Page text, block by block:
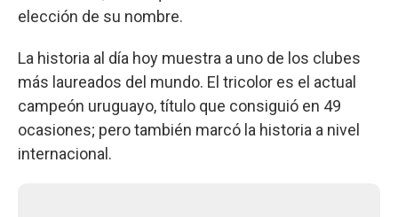
elección de su nombre.
La historia al día hoy muestra a uno de los clubes
más laureados del mundo. El tricolor es el actual
campeón uruguayo, título que consiguió en 49
ocasiones; pero también marcó la historia a nivel
internacional.